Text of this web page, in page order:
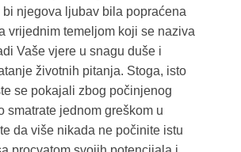
bi njegova ljubav bila popraćena
vrijednim temeljom koji se naziva
Vaše vjere u snagu duše i
životnih pitanja. Stoga, isto
se pokajali zbog počinjenog
smatrate jednom greškom u
da više nikada ne počinite istu